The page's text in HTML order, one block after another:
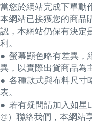
當您於網站完成下單動
本網站已接獲您的商品
認，本網站仍保有決定
利。
● 螢幕顯色略有差異，
異，以實際出貨商品為
● 各種款式與布料尺寸
表。
● 若有疑問請加入如星
@）聯絡我們，本網站